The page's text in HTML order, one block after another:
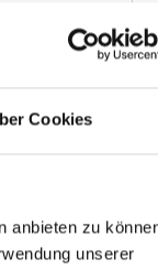
Cookies
anbieten zu
unserer